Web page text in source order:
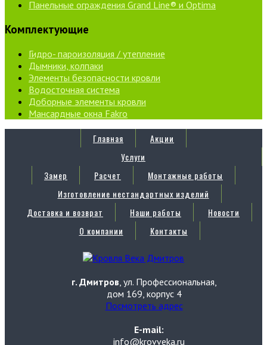
Панельные ограждения Grand Line® и Optima
Комплектующие
Гидро- пароизоляция / утепление
Дымники, колпаки
Элементы безопасности кровли
Водосточная система
Доборные элементы кровли
Мансардные окна Fakro
Главная
Акции
Услуги
Замер
Расчет
Монтажные работы
Изготовление нестандартных изделий
Доставка и возврат
Наши работы
Новости
О компании
Контакты
г. Дмитров , ул. Профессиональная,
дом 169, корпус 4
Посмотреть адрес
E-mail:
info@krovveka.ru